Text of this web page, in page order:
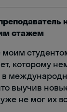
стажем
которому
выучив
не мог их